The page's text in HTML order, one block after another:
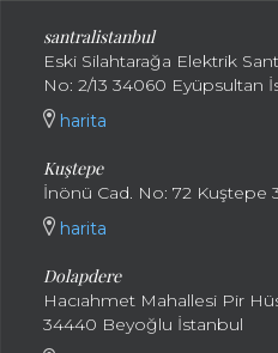
santralistanbul
Eski Silahtarağa Elektrik
No: 2/13 34060 Eyüpsultan
harita
Kuştepe
İnönü Cad. No: 72 Kuştepe
harita
Dolapdere
Hacıahmet Mahallesi Pir
34440 Beyoğlu İstanbul